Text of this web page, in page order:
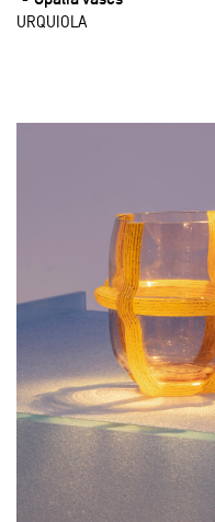
URQUIOLA